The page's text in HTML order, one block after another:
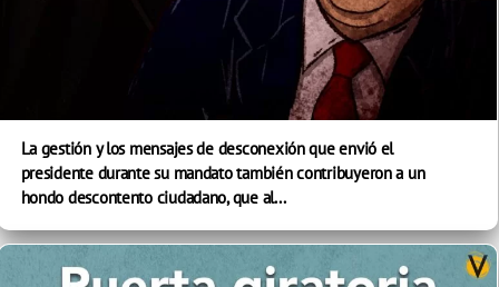
La gestión y los mensajes de desconexión que envió el
presidente durante su mandato también contribuyeron a un
hondo descontento ciudadano, que al...